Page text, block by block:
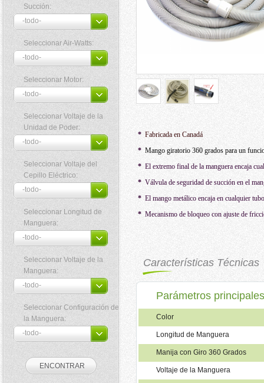
Succión:
Seleccionar Air-Watts:
Seleccionar Motor:
Seleccionar Voltaje de la
Unidad de Poder:
Seleccionar Voltaje del
Cepillo Eléctrico:
Seleccionar Longitud de
Manguera:
Seleccionar Voltaje de la
Manguera:
Seleccionar Configuración de
la Manguera:
* Fabricada en Canadá
* Mango giratorio 360 grados para un
* El extremo final de la manguera encaja
* Válvula de seguridad de succión en el
* El mango metálico encaja en cualquier
* Mecanismo de bloqueo con ajuste de
Características Técnicas
Parámetros principales
Color
Longitud de Manguera
Manija con Giro 360 Grados
Voltaje de la Manguera